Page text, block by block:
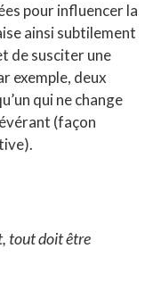
pour influencer la
ainsi subtilement
de susciter une
exemple, deux
qui ne change
(façon
tout doit être